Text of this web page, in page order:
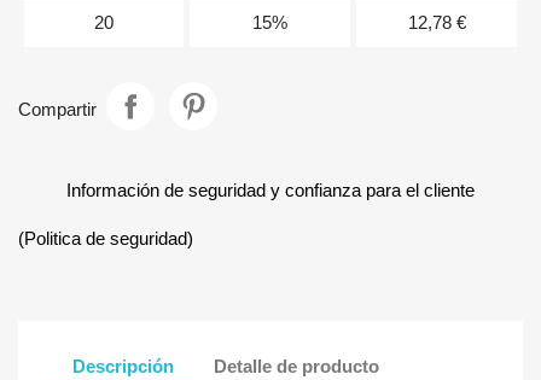
20 15% 12,78 €
Compartir
Información de seguridad y confianza para el cliente
(Politica de seguridad)
Descripción Detalle de producto